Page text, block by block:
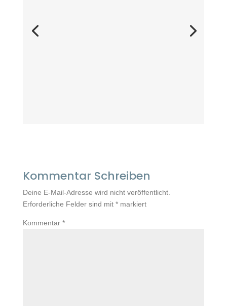
Kommentar Schreiben
Deine E-Mail-Adresse wird nicht veröffentlicht.
Erforderliche Felder sind mit *markiert
Kommentar *